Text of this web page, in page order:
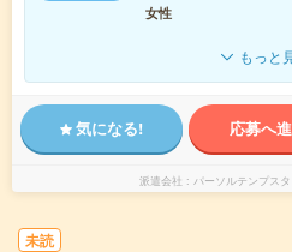
女性
もっと
気になる! 応募へ
派遣会社 パーソルテンプス
未読